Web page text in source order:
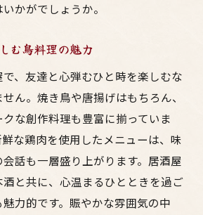
かがでしょうか。
む鳥料理の魅力
、友達と心弾むひと時を楽しむな
ん。焼き鳥や唐揚げはもちろん、
な創作料理も豊富に揃っていま
な鶏肉を使用したメニューは、味
話も一層盛り上がります。居酒屋
と共に、心温まるひとときを過ご
力的です。賑やかな雰囲気の中